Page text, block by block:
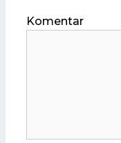
Komentar